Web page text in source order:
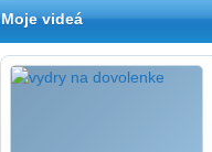
Moje videá